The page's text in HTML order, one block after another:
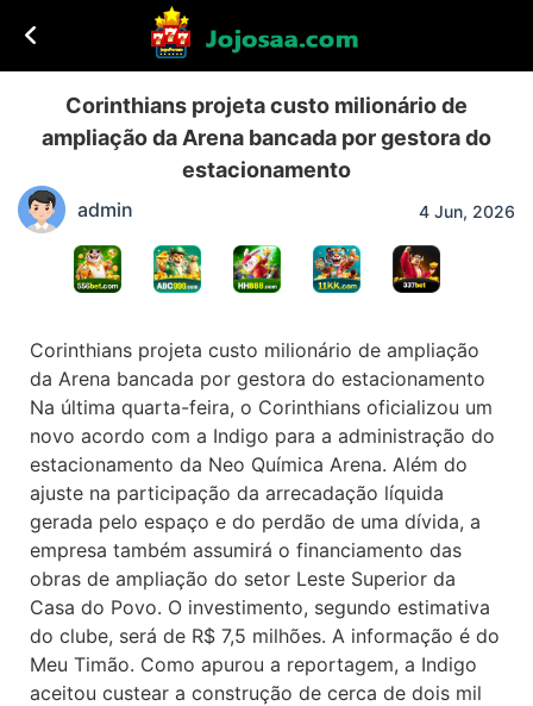
Corinthians projeta custo milionário de
ampliação da Arena bancada por gestora do
estacionamento
admin 4 Jun, 2026
Corinthians projeta custo milionário de ampliação
da Arena bancada por gestora do estacionamento
Na última quarta-feira, o Corinthians oficializou um
novo acordo com a Indigo para a administração do
estacionamento da Neo Química Arena. Além do
ajuste na participação da arrecadação líquida
gerada pelo espaço e do perdão de uma dívida, a
empresa também assumirá o financiamento das
obras de ampliação do setor Leste Superior da
Casa do Povo. O investimento, segundo estimativa
do clube, será de R$ 7,5 milhões. A informação é do
Meu Timão. Como apurou a reportagem, a Indigo
aceitou custear a construção de cerca de dois mil